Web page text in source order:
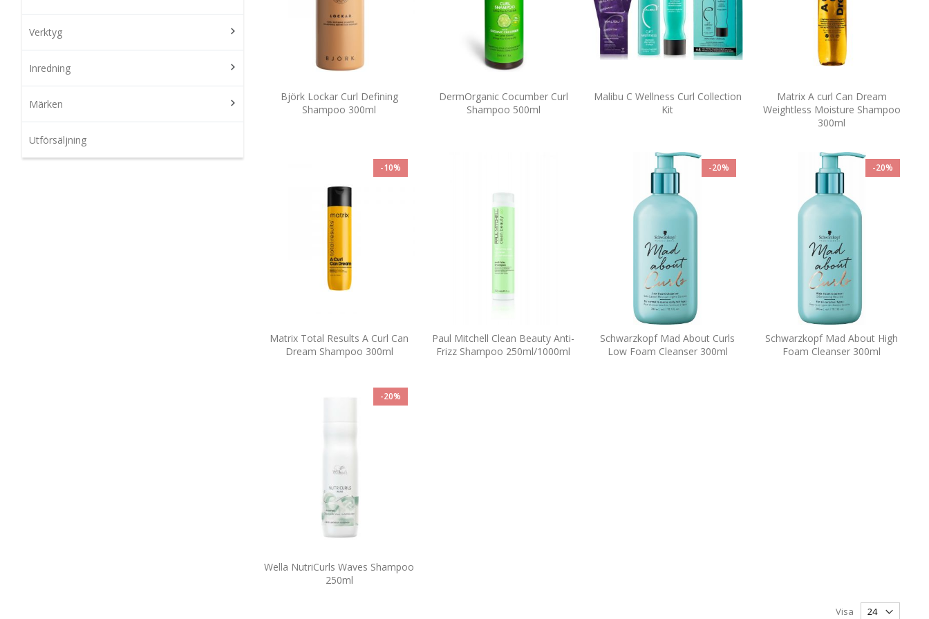
Verktyg
Inredning
Märken
Utförsäljning
Björk Lockar Curl Defining
Shampoo 300ml
DermOrganic Cocumber Curl
Shampoo 500ml
Malibu C Wellness Curl Collection
Kit
Matrix A curl Can Dream
Weightless Moisture Shampoo
300ml
-10%
Matrix Total Results A Curl Can
Dream Shampoo 300ml
Paul Mitchell Clean Beauty Anti-
Frizz Shampoo 250ml/1000ml
-20%
Schwarzkopf Mad About Curls
Low Foam Cleanser 300ml
-20%
Schwarzkopf Mad About High
Foam Cleanser 300ml
-20%
Wella NutriCurls Waves Shampoo
250ml
Visa